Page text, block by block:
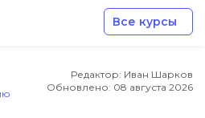
Все курсы
Редактор: Иван Шарков
Обновлено: 08 августа 2026